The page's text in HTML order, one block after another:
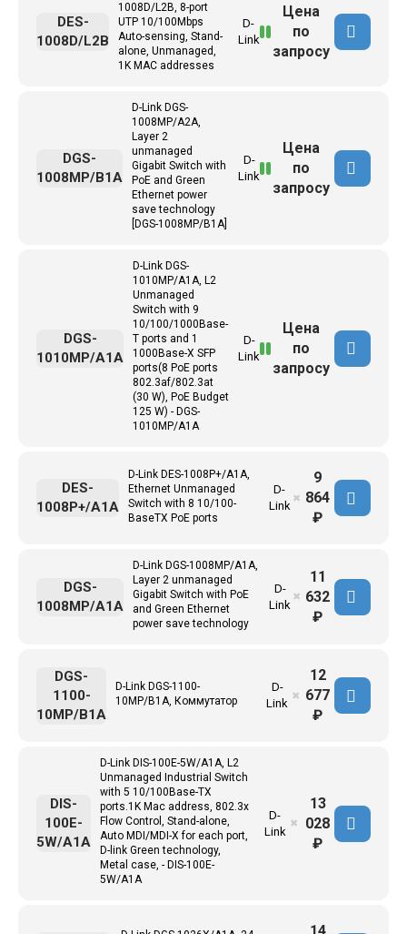
1008D/L2B, 8-port
UTP 10/100Mbps
Auto-sensing, Stand-
alone, Unmanaged,
1K MAC addresses
D-
Link
DES-
1008D/L2B
Цена
по
запросу
D-Link DGS-
1008MP/A2A,
Layer 2
unmanaged
Gigabit Switch with
PoE and Green
Ethernet power
save technology
[DGS-1008MP/B1A]
D-
Link
DGS-
1008MP/B1A
Цена
по
запросу
D-Link DGS-
1010MP/A1A, L2
Unmanaged
Switch with 9
10/100/1000Base-
T ports and 1
1000Base-X SFP
ports(8 PoE ports
802.3af/802.3at
(30 W), PoE Budget
125 W) - DGS-
1010MP/A1A
D-
Link
DGS-
1010MP/A1A
Цена
по
запросу
D-Link DES-1008P+/A1A,
Ethernet Unmanaged
Switch with 8 10/100-
BaseTX PoE ports
D-
Link
DES-
1008P+/A1A
✖
9
864
₽
D-Link DGS-1008MP/A1A,
Layer 2 unmanaged
Gigabit Switch with PoE
and Green Ethernet
power save technology
D-
Link
DGS-
1008MP/A1A
✖
11
632
₽
D-Link DGS-1100-
10MP/B1A, Коммутатор
D-
Link
DGS-
1100-
10MP/B1A
✖
12
677
₽
D-Link DIS-100E-5W/A1A, L2
Unmanaged Industrial Switch
with 5 10/100Base-TX
ports.1K Mac address, 802.3x
Flow Control, Stand-alone,
Auto MDI/MDI-X for each port,
D-link Green technology,
Metal case, - DIS-100E-
5W/A1A
D-
Link
DIS-
100E-
5W/A1A
✖
13
028
₽